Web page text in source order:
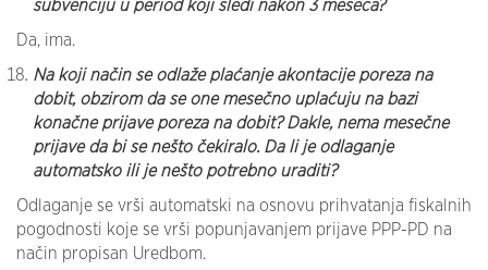
subvenciju u period koji sledi nakon 3 meseca?
Da, ima.
Na koji način se odlaže plaćanje akontacije poreza na
dobit, obzirom da se one mesečno uplaćuju na bazi
konačne prijave poreza na dobit? Dakle, nema mesečne
prijave da bi se nešto čekiralo. Da li je odlaganje
automatsko ili je nešto potrebno uraditi?
Odlaganje se vrši automatski na osnovu prihvatanja fiskalnih
pogodnosti koje se vrši popunjavanjem prijave PPP-PD na
način propisan Uredbom.